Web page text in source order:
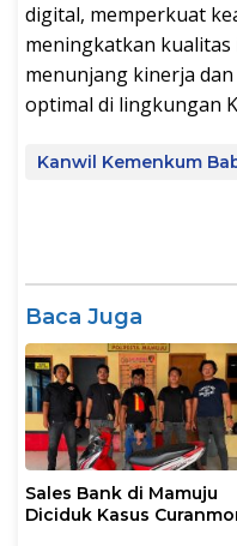
digital, memperkuat
meningkatkan
menunjang kinerja
optimal di lingkungan
Kanwil Kemenkum
Baca Juga
Sales Bank di Mamuju
Diciduk Kasus